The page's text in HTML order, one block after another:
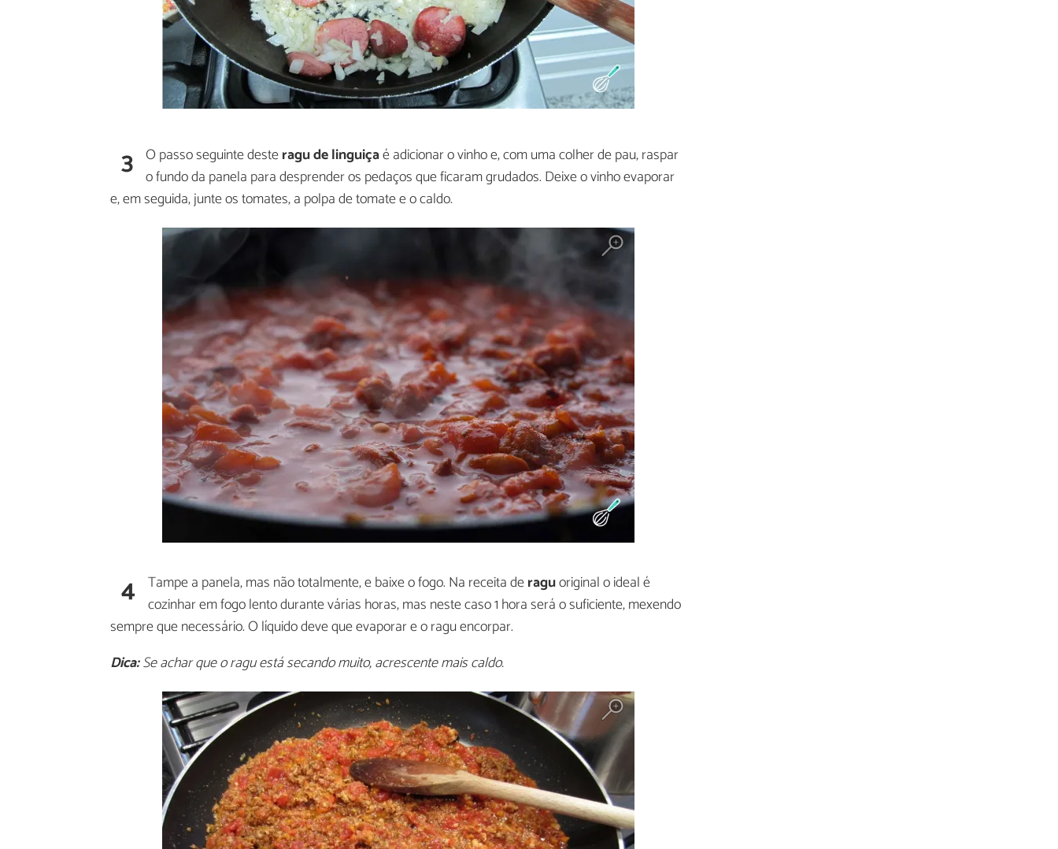
3 O passo seguinte desteragu de linguiçaé adicionar o vinho e, com uma colher de pau, raspar
o fundo da panela para desprender os pedaços que ficaram grudados. Deixe o vinho evaporar
e, em seguida, junte os tomates, a polpa de tomate e o caldo.
4 Tampe a panela, mas não totalmente, e baixe o fogo. Na receita deraguoriginal o ideal é
cozinhar em fogo lento durante várias horas, mas neste caso 1 hora será o suficiente, mexendo
sempre que necessário. O líquido deve que evaporar e o ragu encorpar.
Dica:Se achar que o ragu está secando muito, acrescente mais caldo.